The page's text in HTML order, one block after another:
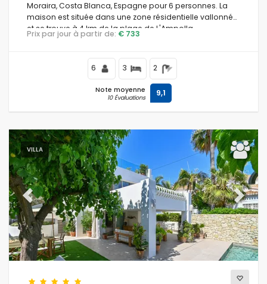
Moraira, Costa Blanca, Espagne pour 6 personnes. La
maison est située dans une zone résidentielle vallonnée
et se trouve à 4 km de la plage de L'Ampolla.
Prix par jour à partir de: € 733
6 3 2
Note moyenne
10 Évaluations 9,1
VILLA
Previous Next